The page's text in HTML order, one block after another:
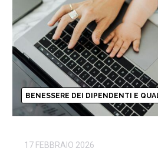
BENESSERE DEI DIPENDENTI E
17 FEBBRAIO 2026